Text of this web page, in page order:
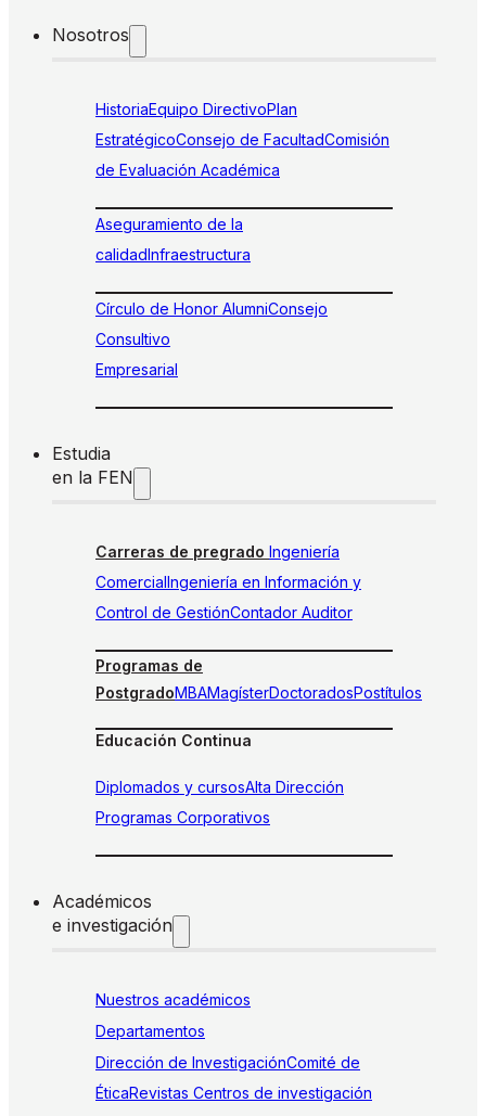
Nosotros
HistoriaEquipo DirectivoPlan
EstratégicoConsejo de FacultadComisión
de Evaluación Académica
Aseguramiento de la
calidadInfraestructura
Círculo de Honor AlumniConsejo
Consultivo
Empresarial
Estudia
en la FEN
Carreras de pregrado Ingeniería
ComercialIngeniería en Información y
Control de GestiónContador Auditor
Programas de
PostgradoMBAMagísterDoctoradosPostítulos
Educación Continua
Diplomados y cursosAlta Dirección
Programas Corporativos
Académicos
e investigación
Nuestros académicos
Departamentos
Dirección de InvestigaciónComité de
ÉticaRevistas Centros de investigación